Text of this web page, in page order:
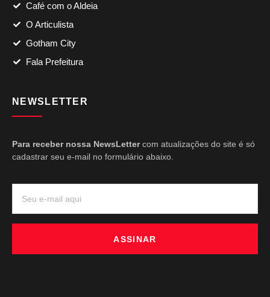
Café com o Aldeia
O Articulista
Gotham City
Fala Prefeitura
NEWSLETTER
Para receber nossa NewsLettercom atualizações do site é só
cadastrar seu e-mail no formulário abaixo.
ASSINAR